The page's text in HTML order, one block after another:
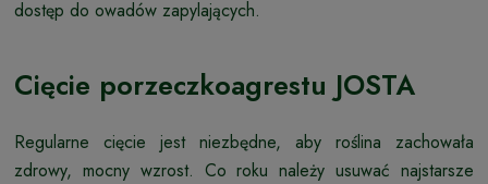
dostęp do owadów zapylających.
Cięcie porzeczkoagrestu JOSTA
Regularne cięcie jest niezbędne, aby roślina zachowała
zdrowy, mocny wzrost. Co roku należy usuwać najstarsze